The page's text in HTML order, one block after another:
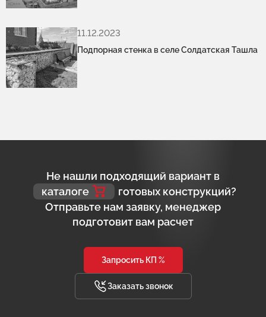
11.12.2023
Подпорная стенка в селе Солдатская Ташла
Не нашли подходящий вариант в
каталоге
готовых конструкций?
Отправьте нам заявку, менеджер
подготовит вам расчет
Запросить КП %
Заказать звонок